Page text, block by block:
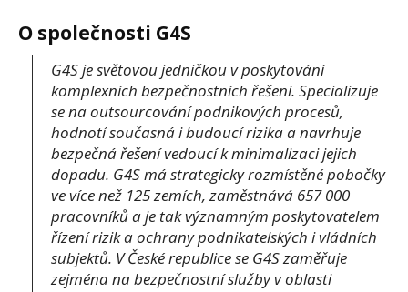
O společnosti G4S
G4S je světovou jedničkou v poskytování
komplexních bezpečnostních řešení. Specializuje
se na outsourcování podnikových procesů,
hodnotí současná i budoucí rizika a navrhuje
bezpečná řešení vedoucí k minimalizaci jejich
dopadu. G4S má strategicky rozmístěné pobočky
ve více než 125 zemích, zaměstnává 657 000
pracovníků a je tak významným poskytovatelem
řízení rizik a ochrany podnikatelských i vládních
subjektů. V České republice se G4S zaměřuje
zejména na bezpečnostní služby v oblasti